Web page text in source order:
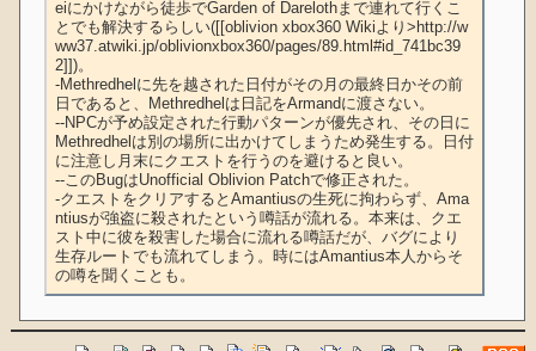
eiにかけながら徒歩でGarden of Darelothまで連れて行くこ
とでも解決するらしい([[oblivion xbox360 Wikiより>http://w
ww37.atwiki.jp/oblivionxbox360/pages/89.html#id_741bc39
2]])。
-Methredhelに先を越された日付がその月の最終日かその前
日であると、Methredhelは日記をArmandに渡さない。
--NPCが予め設定された行動パターンが優先され、その日に
Methredhelは別の場所に出かけてしまうため発生する。日付
に注意し月末にクエストを行うのを避けると良い。
--このBugはUnofficial Oblivion Patchで修正された。
-クエストをクリアするとAmantiusの生死に拘わらず、Ama
ntiusが強盗に殺されたという噂話が流れる。本来は、クエ
スト中に彼を殺害した場合に流れる噂話だが、バグにより
生存ルートでも流れてしまう。時にはAmantius本人からそ